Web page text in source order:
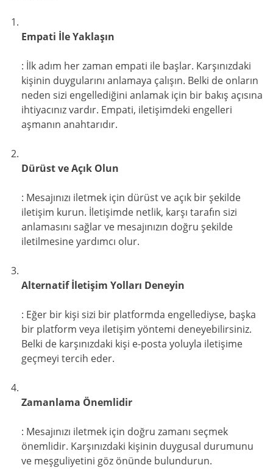
Empati İle Yaklaşın
: İlk adım her zaman empati ile başlar. Karşınızdaki
kişinin duygularını anlamaya çalışın. Belki de onların
neden sizi engellediğini anlamak için bir bakış açısına
ihtiyacınız vardır. Empati, iletişimdeki engelleri
aşmanın anahtarıdır.
Dürüst ve Açık Olun
: Mesajınızı iletmek için dürüst ve açık bir şekilde
iletişim kurun. İletişimde netlik, karşı tarafın sizi
anlamasını sağlar ve mesajınızın doğru şekilde
iletilmesine yardımcı olur.
Alternatif İletişim Yolları Deneyin
: Eğer bir kişi sizi bir platformda engellediyse, başka
bir platform veya iletişim yöntemi deneyebilirsiniz.
Belki de karşınızdaki kişi e-posta yoluyla iletişime
geçmeyi tercih eder.
Zamanlama Önemlidir
: Mesajınızı iletmek için doğru zamanı seçmek
önemlidir. Karşınızdaki kişinin duygusal durumunu
ve meşguliyetini göz önünde bulundurun.